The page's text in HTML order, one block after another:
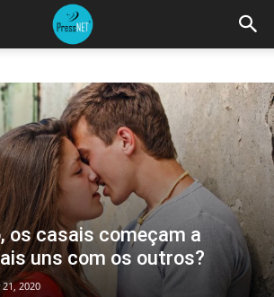
os casais começam a
uns com os outros?
2020